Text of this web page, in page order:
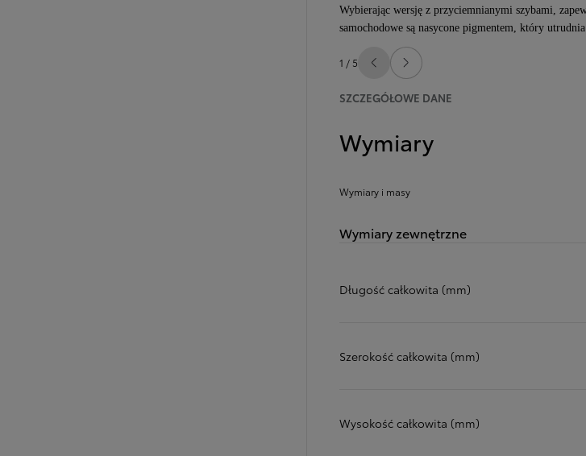
Wybierając wersję z przyciemnianymi szybami,
samochodowe są nasycone pigmentem, który
1 / 5 PoprzedniNastępny
SZCZEGÓŁOWE DANE
Wymiary
Wymiary i masy
Wymiary zewnętrzne
Długość całkowita (mm)
Szerokość całkowita (mm)
Wysokość całkowita (mm)